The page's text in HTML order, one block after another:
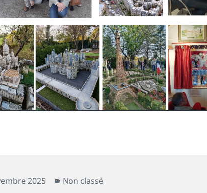
2025 Catégories
Non classé